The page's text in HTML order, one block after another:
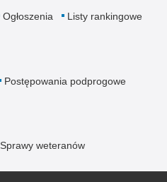
Ogłoszenia
Listy rankingowe
Postępowania podprogowe
Sprawy weteranów